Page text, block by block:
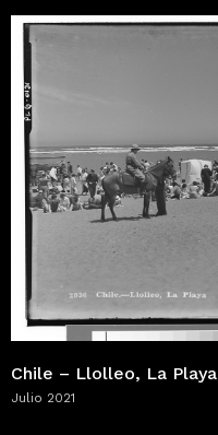
Chile – Llolleo, La Playa
Julio 2021